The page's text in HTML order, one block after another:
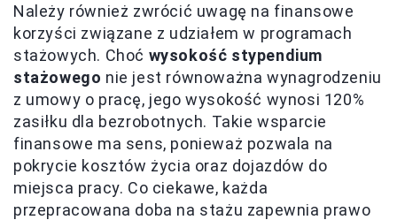
Należy również zwrócić uwagę na finansowe
korzyści związane z udziałem w programach
stażowych. Choć wysokość stypendium
stażowego nie jest równoważna wynagrodzeniu
z umowy o pracę, jego wysokość wynosi 120%
zasiłku dla bezrobotnych. Takie wsparcie
finansowe ma sens, ponieważ pozwala na
pokrycie kosztów życia oraz dojazdów do
miejsca pracy. Co ciekawe, każda
przepracowana doba na stażu zapewnia prawo